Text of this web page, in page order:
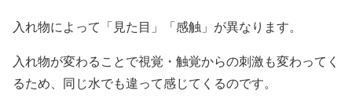
入れ物によって「見た目」「感触」が異なります。
入れ物が変わることで視覚・触覚からの刺激も変わってく
るため、同じ水でも違って感じてくるのです。